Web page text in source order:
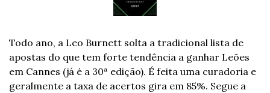
Todo ano, a Leo Burnett solta a tradicional lista de
apostas do que tem forte tendência a ganhar Leões
em Cannes (já é a 30ª edição). É feita uma curadoria e
geralmente a taxa de acertos gira em 85%. Segue a